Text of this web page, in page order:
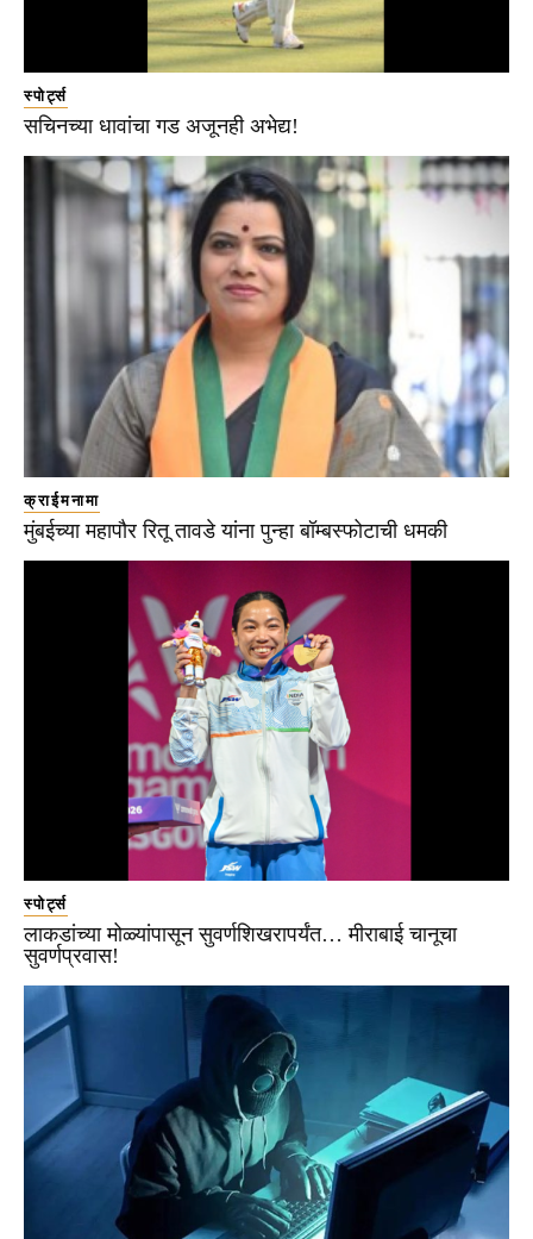
स्पोर्ट्स
सचिनच्या धावांचा गड अजूनही अभेद्य!
क्राईमनामा
मुंबईच्या महापौर रितू तावडे यांना पुन्हा बॉम्बस्फोटाची धमकी
स्पोर्ट्स
लाकडांच्या मोळ्यांपासून सुवर्णशिखरापर्यंत… मीराबाई चानूचा
सुवर्णप्रवास!